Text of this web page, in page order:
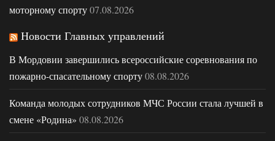
моторному спорту07.08.2026
Новости Главных управлений
В Мордовии завершились всероссийские соревнования по
пожарно-спасательному спорту08.08.2026
Команда молодых сотрудников МЧС России стала лучшей в
смене «Родина» 08.08.2026